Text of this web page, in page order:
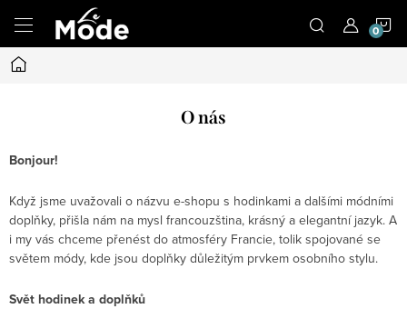
obsah
Domů
O nás
Bonjour!
Když jsme uvažovali o názvu e-shopu s hodinkami a dalšími módními
doplňky, přišla nám na mysl francouzština, krásný a elegantní jazyk. A
i my vás chceme přenést do atmosféry Francie, tolik spojované se
světem módy, kde jsou doplňky důležitým prvkem osobního stylu.
Svět hodinek a doplňků